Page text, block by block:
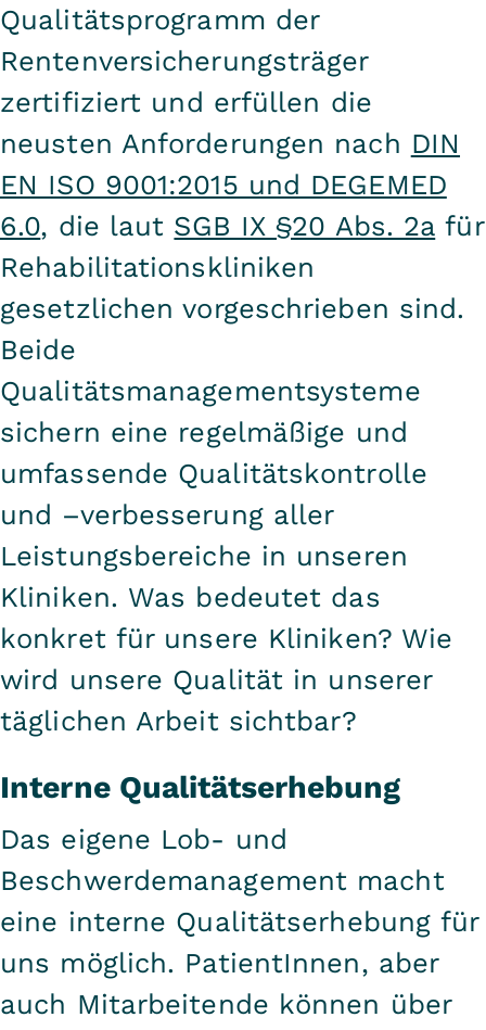
Qualitätsprogramm der
Rentenversicherungsträger
zertifiziert und erfüllen die
neusten Anforderungen nach DIN
EN ISO 9001:2015 und DEGEMED
6.0, die laut SGB IX §20 Abs. 2a für
Rehabilitationskliniken
gesetzlichen vorgeschrieben sind.
Beide
Qualitätsmanagementsysteme
sichern eine regelmäßige und
umfassende Qualitätskontrolle
und –verbesserung aller
Leistungsbereiche in unseren
Kliniken. Was bedeutet das
konkret für unsere Kliniken? Wie
wird unsere Qualität in unserer
täglichen Arbeit sichtbar?
Interne Qualitätserhebung
Das eigene Lob- und
Beschwerdemanagement macht
eine interne Qualitätserhebung für
uns möglich. PatientInnen, aber
auch Mitarbeitende können über